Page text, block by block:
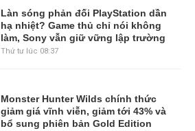
Làn sóng phản đối PlayStation dần
hạ nhiệt? Game thủ chỉ nói không
làm, Sony vẫn giữ vững lập trường
Thứ tư lúc 08:37
Monster Hunter Wilds chính thức
giảm giá vĩnh viễn, giảm tới 43% và
bổ sung phiên bản Gold Edition